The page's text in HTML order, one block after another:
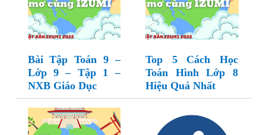
Bài Tập Toán 9 –
Lớp 9 – Tập 1 –
NXB Giáo Dục
Top 5 Cách Học
Toán Hình Lớp 8
Hiệu Quả Nhất